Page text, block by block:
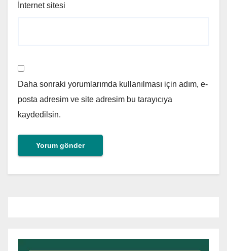
İnternet sitesi
Daha sonraki yorumlarımda kullanılması için adım, e-
posta adresim ve site adresim bu tarayıcıya
kaydedilsin.